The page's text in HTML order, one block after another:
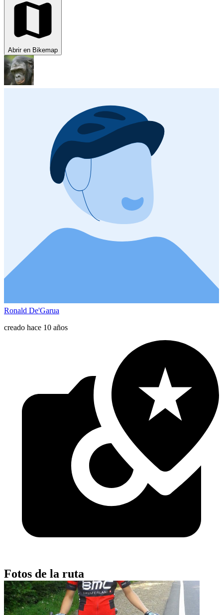
Abrir en Bikemap
Ronald De'Garua
creado hace 10 años
Fotos de la ruta